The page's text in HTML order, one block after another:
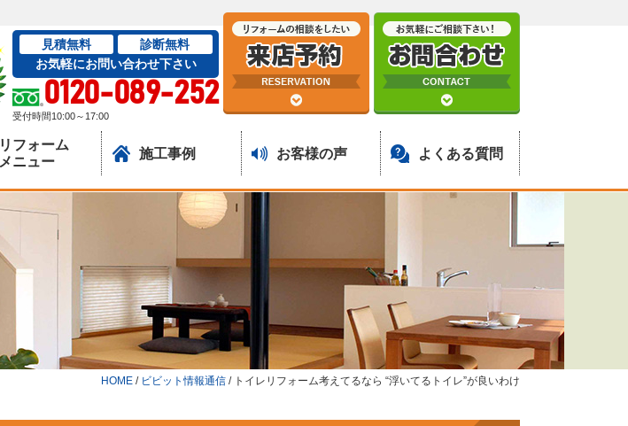
見積無料
診断無料
お気軽にお問い合わせ下さい
0120-089-252
受付時間10:00～17:00
リフォーム
メニュー
施工事例 お客様の声 よくある質問
HOME / ビビット情報通信 / トイレリフォーム考えてるなら “浮いてるトイレ”が良いわけ